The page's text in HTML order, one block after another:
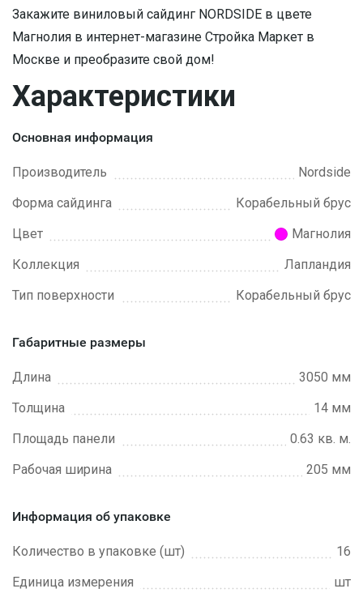
Закажите виниловый сайдинг NORDSIDE в цвете
Магнолия в интернет-магазине Стройка Маркет в
Москве и преобразите свой дом!
Характеристики
Основная информация
Производитель
Nordside
Форма сайдинга
Корабельный брус
Цвет
Магнолия
Коллекция
Лапландия
Тип поверхности
Корабельный брус
Габаритные размеры
Длина
3050 мм
Толщина
14 мм
Площадь панели
0.63 кв. м.
Рабочая ширина
205 мм
Информация об упаковке
Количество в упаковке (шт)
16
Единица измерения
шт